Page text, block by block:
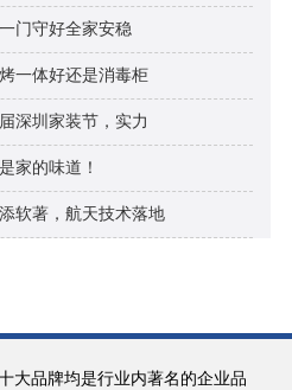
门守好全家安稳
一体好还是消毒柜
深圳家装节，实力
家的味道！
软著，航天技术落地
大品牌均是行业内著名的企业品